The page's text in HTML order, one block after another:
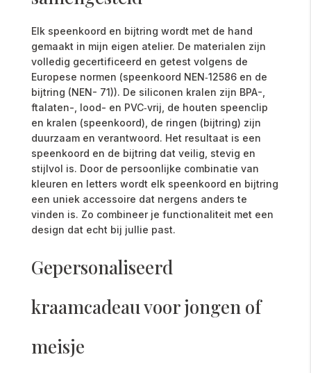
Elk speenkoord en bijtring wordt met de hand
gemaakt in mijn eigen atelier. De materialen zijn
volledig gecertificeerd en getest volgens de
Europese normen (speenkoord NEN‑12586 en de
bijtring (NEN- 71)). De siliconen kralen zijn BPA-,
ftalaten-, lood- en PVC‑vrij, de houten speenclip
en kralen (speenkoord), de ringen (bijtring) zijn
duurzaam en verantwoord. Het resultaat is een
speenkoord en de bijtring dat veilig, stevig en
stijlvol is. Door de persoonlijke combinatie van
kleuren en letters wordt elk speenkoord en bijtring
een uniek accessoire dat nergens anders te
vinden is. Zo combineer je functionaliteit met een
design dat echt bij jullie past.
Gepersonaliseerd
kraamcadeau voor jongen of
meisje